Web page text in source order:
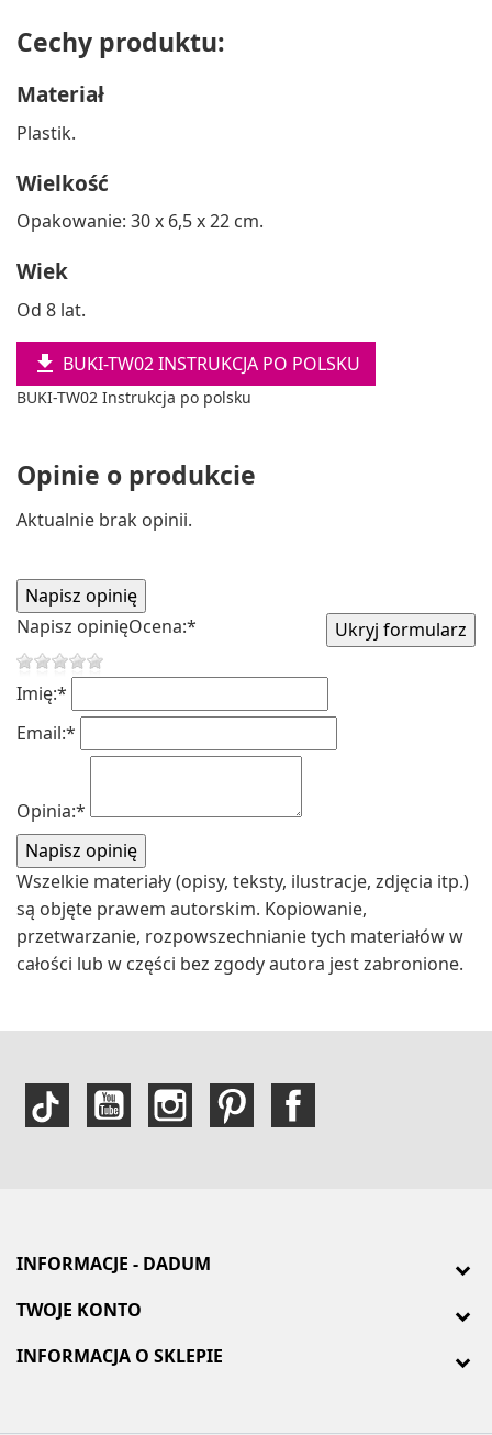
Cechy produktu:
Materiał
Plastik.
Wielkość
Opakowanie: 30 x 6,5 x 22 cm.
Wiek
Od 8 lat.
 BUKI-TW02 INSTRUKCJA PO POLSKU
BUKI-TW02 Instrukcja po polsku
Opinie o produkcie
Aktualnie brak opinii.
Napisz opinięOcena:*
Imię:*
Email:*
Opinia:*
Wszelkie materiały (opisy, teksty, ilustracje, zdjęcia itp.)
są objęte prawem autorskim. Kopiowanie,
przetwarzanie, rozpowszechnianie tych materiałów w
całości lub w części bez zgody autora jest zabronione.
INFORMACJE - DADUM
TWOJE KONTO
INFORMACJA O SKLEPIE